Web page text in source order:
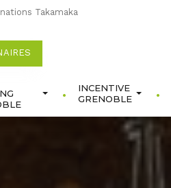
Takamaka
INCENTIVE
GRENOBLE